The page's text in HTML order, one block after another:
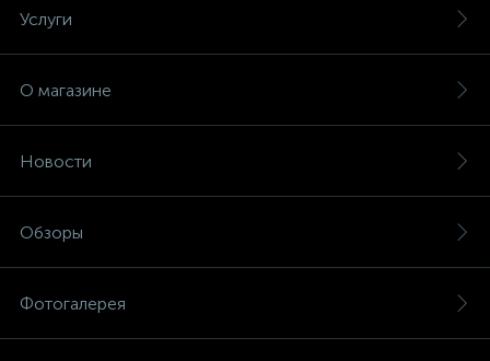
Услуги
О магазине
Новости
Обзоры
Фотогалерея